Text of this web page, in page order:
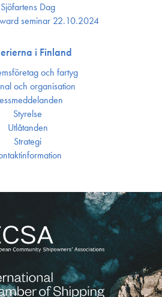
Sjöfartens Dag
seminar 22.10.2024
i Finland
och fartyg
och organisation
Styrelse
Utlåtanden
Strategi